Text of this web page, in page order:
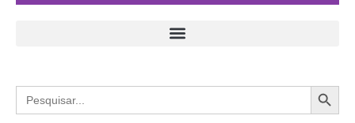
Search
for: